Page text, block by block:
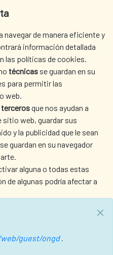
navegar de manera eficiente y
información detallada
las políticas de cookies.
técnicas se guardan en su
para permitir las
web.
que nos ayudan a
web, guardar sus
y la publicidad que le sean
guardan en su navegador
alguna o todas estas
de algunas podría afectar a
nuestra
DÓNDE COOPERAMOS
SALA DE PRENSA
BIBLIOTECA
guest/ongd.